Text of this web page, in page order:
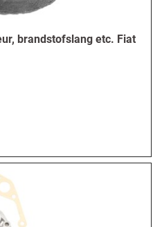
brandstofslang etc. Fiat